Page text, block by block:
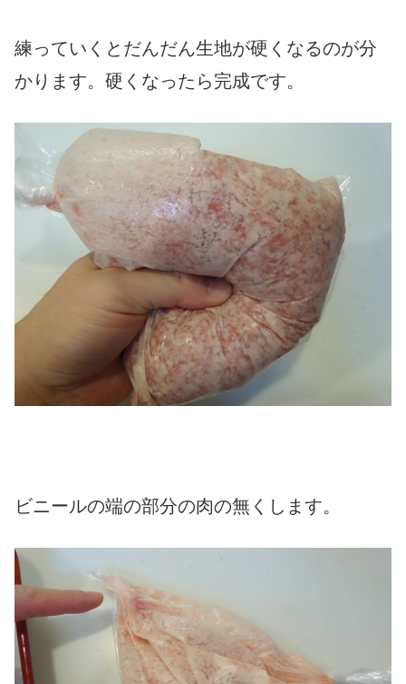
練っていくとだんだん生地が硬くなるのが分
かります。硬くなったら完成です。
ビニールの端の部分の肉の無くします。